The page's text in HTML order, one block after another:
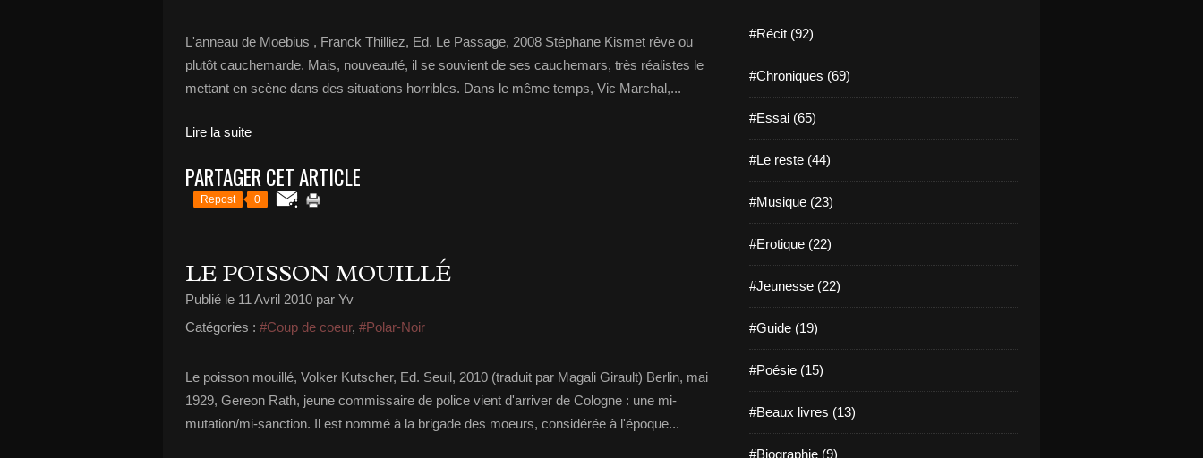
L'anneau de Moebius , Franck Thilliez, Ed. Le Passage, 2008 Stéphane Kismet rêve ou
plutôt cauchemarde. Mais, nouveauté, il se souvient de ses cauchemars, très réalistes le
mettant en scène dans des situations horribles. Dans le même temps, Vic Marchal,...
Lire la suite
PARTAGER CET ARTICLE
Repost 0
LE POISSON MOUILLÉ
Publié le 11 Avril 2010 par Yv
Catégories : #Coup de coeur, #Polar-Noir
Le poisson mouillé, Volker Kutscher, Ed. Seuil, 2010 (traduit par Magali Girault) Berlin, mai
1929, Gereon Rath, jeune commissaire de police vient d'arriver de Cologne : une mi-
mutation/mi-sanction. Il est nommé à la brigade des moeurs, considérée à l'époque...
#Récit (92)
#Chroniques (69)
#Essai (65)
#Le reste (44)
#Musique (23)
#Erotique (22)
#Jeunesse (22)
#Guide (19)
#Poésie (15)
#Beaux livres (13)
#Biographie (9)